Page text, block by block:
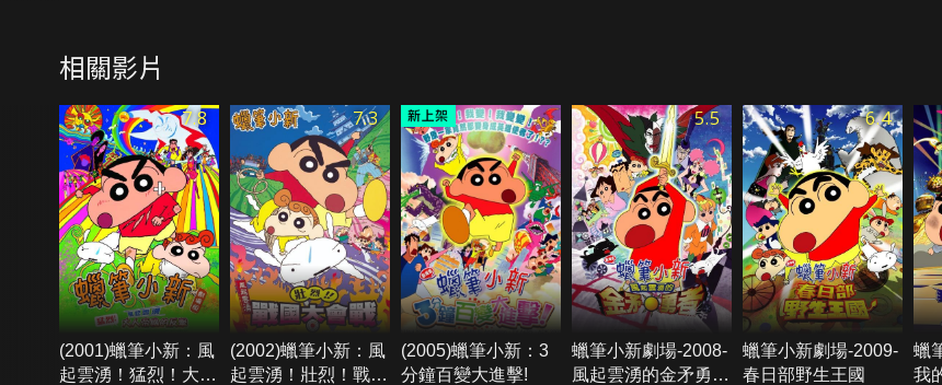
相關影片
7.8
(2001)蠟筆小新：風
起雲湧！猛烈！大人
7.3
(2002)蠟筆小新：風
起雲湧！壯烈！戰國
(2005)蠟筆小新：3
分鐘百變大進擊!
5.5
蠟筆小新劇場-2008-
風起雲湧的金矛勇
6.4
蠟筆小新劇場-2009-
春日部野生王國
蠟
我